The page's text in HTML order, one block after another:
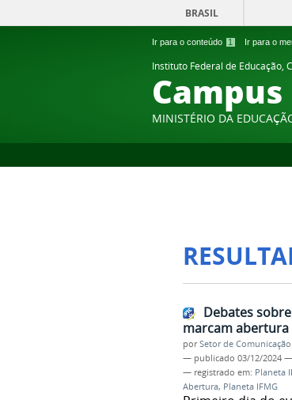
Ir para o conteúdo 1 Ir para o
BRASIL
Instituto Federal de Educação,
MINISTÉRIO DA
Debates
marcam abertura
porSetor de Comunicação
— publicado 03/12/2024 —
— registrado em: Planeta
Abertura, Planeta IFMG